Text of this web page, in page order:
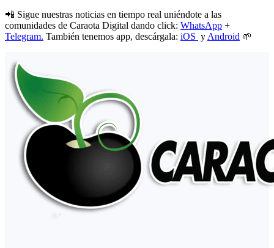
📲 Sigue nuestras noticias en tiempo real uniéndote a las
comunidades de Caraota Digital dando click: WhatsApp +
Telegram. También tenemos app, descárgala: iOS y Android 🌱